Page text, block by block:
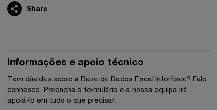
Share
Informações e apoio técnico
Tem dúvidas sobre a Base de Dados Fiscal Inforfisco? Fale
connosco. Preencha o formulário e a nossa equipa irá
apoiá-lo em tudo o que precisar.